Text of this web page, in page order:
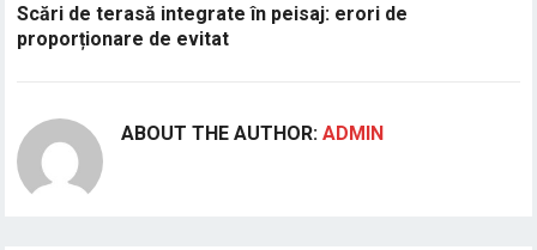
Scări de terasă integrate în peisaj: erori de
proporționare de evitat
ABOUT THE AUTHOR:ADMIN